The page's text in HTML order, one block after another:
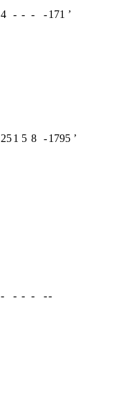
4 - - - -171 ʼ
251 5 8 -1795 ʼ
- - - - --